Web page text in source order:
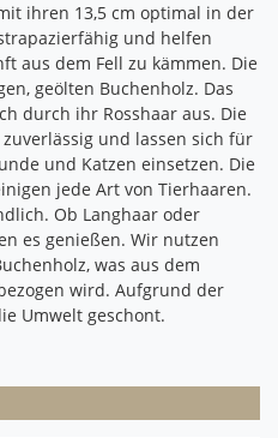
ihren 13,5 cm optimal in der
und helfen
aus dem Fell zu kämmen. Die
geölten Buchenholz. Das
durch ihr Rosshaar aus. Die
und lassen sich für
und Katzen einsetzen. Die
jede Art von Tierhaaren.
Ob Langhaar oder
es genießen. Wir nutzen
was aus dem
wird. Aufgrund der
Umwelt geschont.